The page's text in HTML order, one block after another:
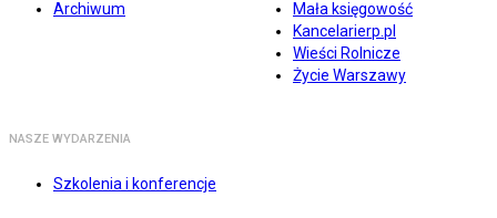
Archiwum
Mała księgowość
Kancelarierp.pl
Wieści Rolnicze
Życie Warszawy
NASZE WYDARZENIA
Szkolenia i konferencje